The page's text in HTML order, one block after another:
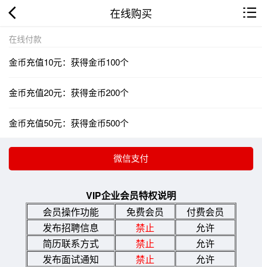
在线购买
在线付款
金币充值10元：获得金币100个
金币充值20元：获得金币200个
金币充值50元：获得金币500个
VIP企业会员特权说明
会员操作功能
免费会员
付费会员
发布招聘信息
禁止
允许
简历联系方式
禁止
允许
发布面试通知
禁止
允许